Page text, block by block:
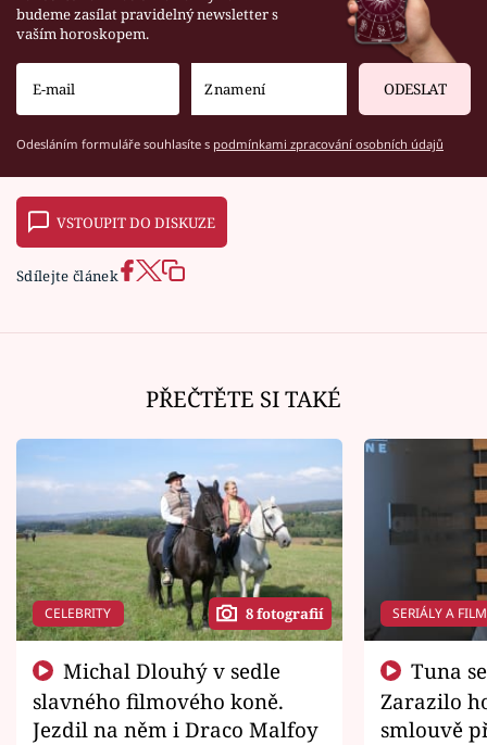
budeme zasílat pravidelný newsletter s
vaším horoskopem.
ODESLAT
Odesláním formuláře souhlasíte s podmínkami zpracování osobních údajů
VSTOUPIT DO DISKUZE
Sdílejte článek
PŘEČTĚTE SI TAKÉ
CELEBRITY 8 fotografií
slavného filmového koně.
Jezdil na něm i Draco Malfoy
SERIÁLY A
Zarazilo
smlouvě